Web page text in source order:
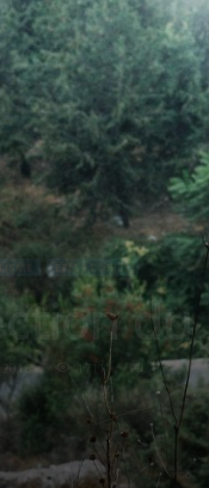
EPIC STORIES
du
1711 0